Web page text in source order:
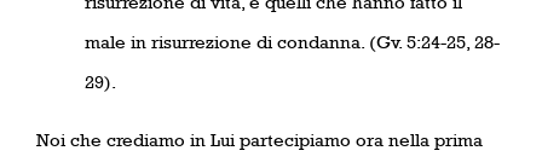
male in risurrezione di condanna. (Gv. 5:24-25, 28-
29).
Noi che crediamo in Lui partecipiamo ora nella prima